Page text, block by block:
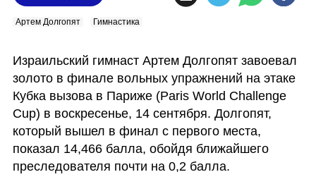
Артем Долгопят Гимнастика
Израильский гимнаст Артем Долгопят завоевал
золото в финале вольных упражнений на этаке
Кубка вызова в Париже (Paris World Challenge
Cup) в воскресенье, 14 сентября. Долгопят,
который вышел в финал с первого места,
показал 14,466 балла, обойдя ближайшего
преследователя почти на 0,2 балла.